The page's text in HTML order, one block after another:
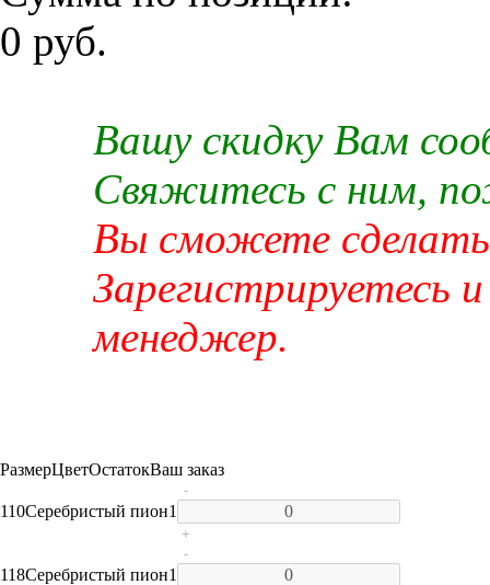
0 руб.
Вашу скидку Вам
Свяжитесь с ним,
Вы сможете сделать
Зарегистрируетесь
менеджер.
РазмерЦветОстатокВаш заказ
110Серебристый пион1
-
+
118Серебристый пион1
-